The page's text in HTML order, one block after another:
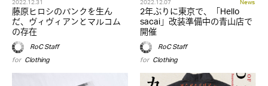
藤原ヒロシのパンクを生ん
だ、ヴィヴィアンとマルコム
の存在
RoC Staff
for Clothing
2年ぶりに東京で、「Hello
sacai」改装準備中の青山店で
開催
RoC Staff
for Clothing